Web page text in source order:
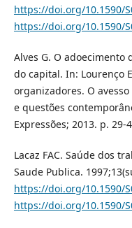
https://doi.org/10.1590/
https://doi.org/10.1590/
Alves G. O
do capital. In: Lourenço
organizadores. O
e questões
Expressões; 2013. p. 29-
Lacaz FAC. Saúde dos
Saude Publica.
https://doi.org/10.1590/
https://doi.org/10.1590/